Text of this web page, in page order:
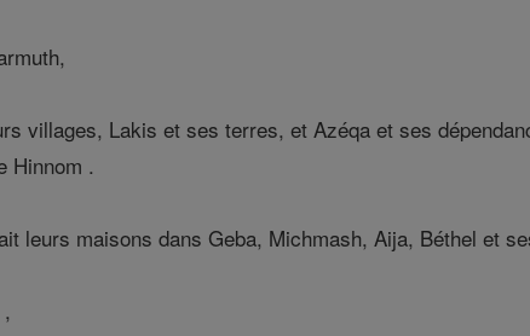
villages, Lakis et ses terres, et Azéqa et ses
Hinnom .
leurs maisons dans Geba, Michmash, Aija, Béthel et